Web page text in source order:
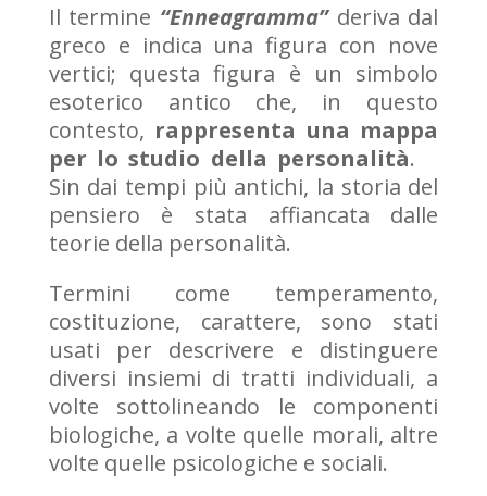
Il termine “Enneagramma”deriva dal
greco e indica una figura con nove
vertici; questa figura è un simbolo
esoterico antico che, in questo
contesto, rappresenta una mappa
per lo studio della personalità.
Sin dai tempi più antichi, la storia del
pensiero è stata affiancata dalle
teorie della personalità.
Termini come temperamento,
costituzione, carattere, sono stati
usati per descrivere e distinguere
diversi insiemi di tratti individuali, a
volte sottolineando le componenti
biologiche, a volte quelle morali, altre
volte quelle psicologiche e sociali.